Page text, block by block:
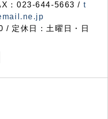
：023-644-5663 / t
/ 定休日：土曜日・日